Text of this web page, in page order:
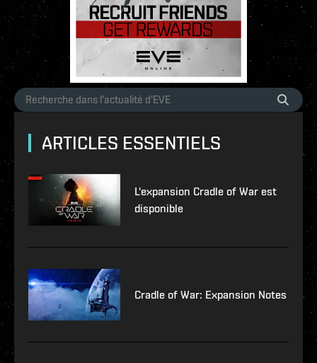
ARTICLES ESSENTIELS
L'expansion Cradle of War est
disponible
Cradle of War: Expansion Notes